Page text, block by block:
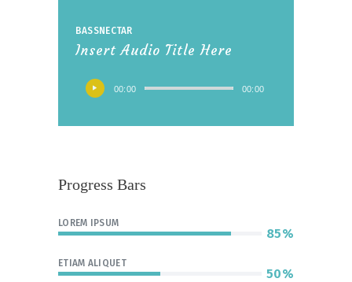
BASSNECTAR
Insert Audio Title Here
00:00 00:00
Progress Bars
LOREM IPSUM
85%
ETIAM ALIQUET
50%